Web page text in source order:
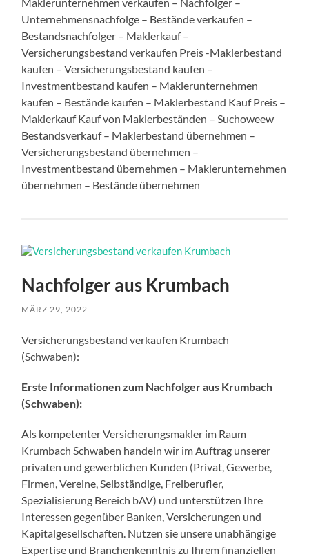
Maklerunternehmen verkaufen – Nachfolger –
Unternehmensnachfolge – Bestände verkaufen –
Bestandsnachfolger – Maklerkauf –
Versicherungsbestand verkaufen Preis -Maklerbestand
kaufen – Versicherungsbestand kaufen –
Investmentbestand kaufen – Maklerunternehmen
kaufen – Bestände kaufen – Maklerbestand Kauf Preis –
Maklerkauf Kauf von Maklerbeständen – Suchoweew
Bestandsverkauf – Maklerbestand übernehmen –
Versicherungsbestand übernehmen –
Investmentbestand übernehmen – Maklerunternehmen
übernehmen – Bestände übernehmen
Nachfolger aus Krumbach
MÄRZ 29, 2022
Versicherungsbestand verkaufen Krumbach
(Schwaben):
Erste Informationen zum Nachfolger aus Krumbach
(Schwaben):
Als kompetenter Versicherungsmakler im Raum
Krumbach Schwaben handeln wir im Auftrag unserer
privaten und gewerblichen Kunden (Privat, Gewerbe,
Firmen, Vereine, Selbständige, Freiberufler,
Spezialisierung Bereich bAV) und unterstützen Ihre
Interessen gegenüber Banken, Versicherungen und
Kapitalgesellschaften. Nutzen sie unsere unabhängige
Expertise und Branchenkenntnis zu Ihrem finanziellen